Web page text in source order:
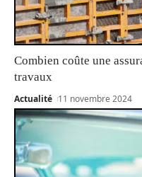
Combien coûte une
travaux
Actualité 11 novembre 2024